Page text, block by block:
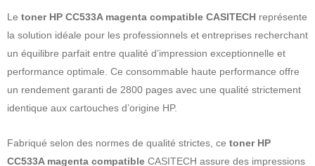
Le toner HP CC533A magenta compatible CASITECH représente
la solution idéale pour les professionnels et entreprises recherchant
un équilibre parfait entre qualité d’impression exceptionnelle et
performance optimale. Ce consommable haute performance offre
un rendement garanti de 2800 pages avec une qualité strictement
identique aux cartouches d’origine HP.
Fabriqué selon des normes de qualité strictes, ce toner HP
CC533A magenta compatible CASITECH assure des impressions